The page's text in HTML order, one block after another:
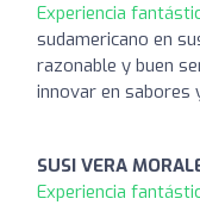
Experiencia
sudamericano en
razonable y buen
innovar en sabores
SUSI VERA
Experiencia